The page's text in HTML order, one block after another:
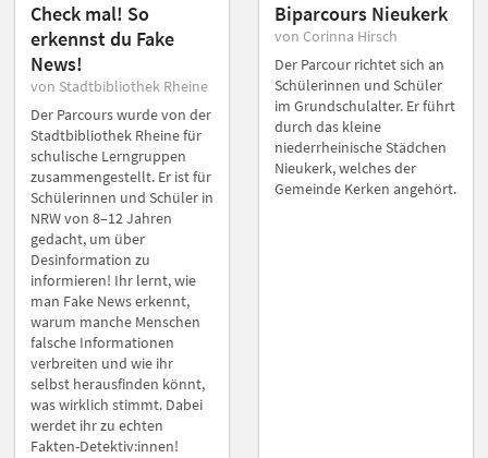
Check mal! So
erkennst du Fake
News!
von Stadtbibliothek Rheine
Der Parcours wurde von der
Stadtbibliothek Rheine für
schulische Lerngruppen
zusammengestellt. Er ist für
Schülerinnen und Schüler in
NRW von 8–12 Jahren
gedacht, um über
Desinformation zu
informieren! Ihr lernt, wie
man Fake News erkennt,
warum manche Menschen
falsche Informationen
verbreiten und wie ihr
selbst herausfinden könnt,
was wirklich stimmt. Dabei
werdet ihr zu echten
Fakten-Detektiv:innen!
Biparcours Nieukerk
von Corinna Hirsch
Der Parcour richtet sich an
Schülerinnen und Schüler
im Grundschulalter. Er führt
durch das kleine
niederrheinische Städchen
Nieukerk, welches der
Gemeinde Kerken angehört.